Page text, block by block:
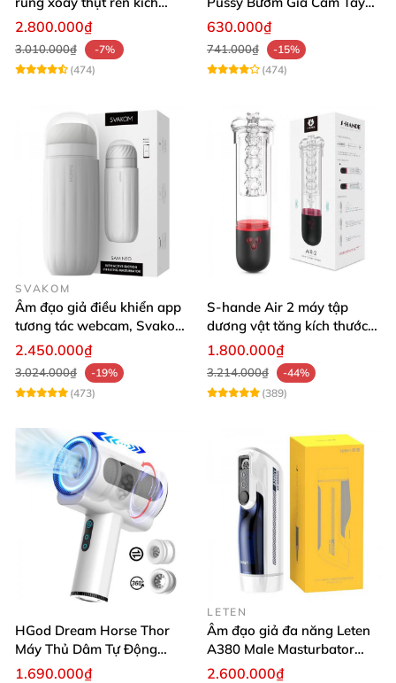
thích phê
2.800.000₫
3.010.000₫
-7%
(474)
Thiết Kế Mô Phỏng Chân
630.000₫
741.000₫
-15%
(474)
SVAKOM
Âm đạo giả điều khiển app
tương tác webcam, Svakom
Sam Neo
2.450.000₫
3.024.000₫
-19%
(473)
S-hande Air 2 máy tập
dương vật tăng kích thước
tự động cao cấp
1.800.000₫
3.214.000₫
-44%
(389)
HGod Dream Horse Thor
Máy Thủ Dâm Tự Động
Rung Thụt Xoay 360 Độ
1.690.000₫
LETEN
Âm đạo giả đa năng Leten
A380 Male Masturbator
Version 4
2.600.000₫